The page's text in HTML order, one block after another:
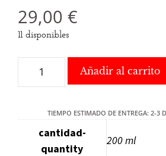
29,00 €
11 disponibles
Añadir al carrito
TIEMPO ESTIMADO DE ENTREGA: 2-3
cantidad-
quantity
200 ml